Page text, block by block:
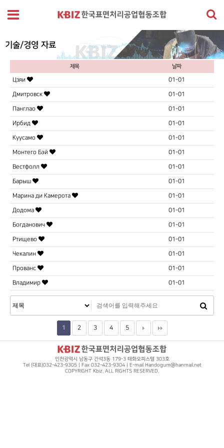
기술/경영 자료
제목 날짜
Цзяи 01-01
Дмитровск 01-01
Панглао 01-01
Ирбид 01-01
Куусамо 01-01
Монтего Бэй 01-01
Вестфолл 01-01
Барыш 01-01
Марина ди Камерота 01-01
Додома 01-01
Богданович 01-01
Ртищево 01-01
Чекалин 01-01
Прованс 01-01
Владимир 01-01
1 2 3 4 5
인천광역시 남동구 간석3동 179-3 태화오피스텔 303호
Tel (대표)032-423-9305 | Fax 032-423-9304 | E-mail Handogum@hanmail.net
COPYRIGHT Kbiz. ALL RIGHTS RESERVED.